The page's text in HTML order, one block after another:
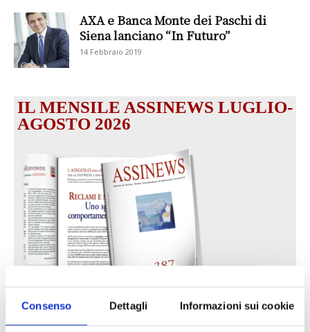
Consenso Dettagli Informazioni sui cookie
AXA e Banca Monte dei Paschi di
Siena lanciano “In Futuro”
14 Febbraio 2019
IL MENSILE ASSINEWS LUGLIO-
AGOSTO 2026